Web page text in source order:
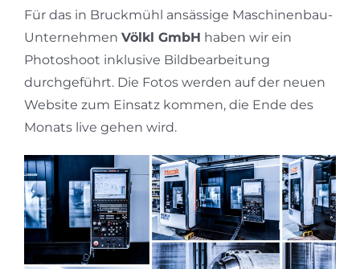
Für das in Bruckmühl ansässige Maschinenbau-
Unternehmen Völkl GmbH haben wir ein
Photoshoot inklusive Bildbearbeitung
durchgeführt. Die Fotos werden auf der neuen
Website zum Einsatz kommen, die Ende des
Monats live gehen wird.